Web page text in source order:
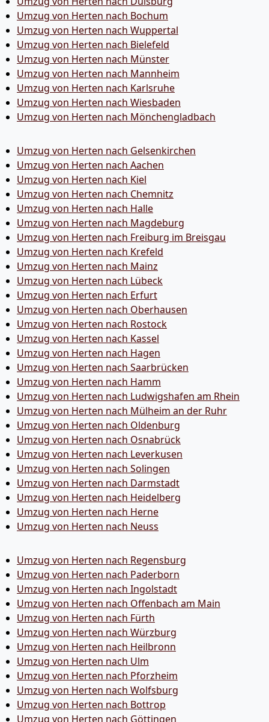
Umzug von Herten nach Bochum
Umzug von Herten nach Wuppertal
Umzug von Herten nach Bielefeld
Umzug von Herten nach Münster
Umzug von Herten nach Mannheim
Umzug von Herten nach Karlsruhe
Umzug von Herten nach Wiesbaden
Umzug von Herten nach Mönchen­gladbach
Umzug von Herten nach Gelsenkirchen
Umzug von Herten nach Aachen
Umzug von Herten nach Kiel
Umzug von Herten nach Chemnitz
Umzug von Herten nach Halle
Umzug von Herten nach Magdeburg
Umzug von Herten nach Freiburg im Breisgau
Umzug von Herten nach Krefeld
Umzug von Herten nach Mainz
Umzug von Herten nach Lübeck
Umzug von Herten nach Erfurt
Umzug von Herten nach Oberhausen
Umzug von Herten nach Rostock
Umzug von Herten nach Kassel
Umzug von Herten nach Hagen
Umzug von Herten nach Saarbrücken
Umzug von Herten nach Hamm
Umzug von Herten nach Ludwigshafen am Rhein
Umzug von Herten nach Mülheim an der Ruhr
Umzug von Herten nach Oldenburg
Umzug von Herten nach Osnabrück
Umzug von Herten nach Leverkusen
Umzug von Herten nach Solingen
Umzug von Herten nach Darmstadt
Umzug von Herten nach Heidelberg
Umzug von Herten nach Herne
Umzug von Herten nach Neuss
Umzug von Herten nach Regensburg
Umzug von Herten nach Paderborn
Umzug von Herten nach Ingolstadt
Umzug von Herten nach Offenbach am Main
Umzug von Herten nach Fürth
Umzug von Herten nach Würzburg
Umzug von Herten nach Heilbronn
Umzug von Herten nach Ulm
Umzug von Herten nach Pforzheim
Umzug von Herten nach Wolfsburg
Umzug von Herten nach Bottrop
Umzug von Herten nach Göttingen